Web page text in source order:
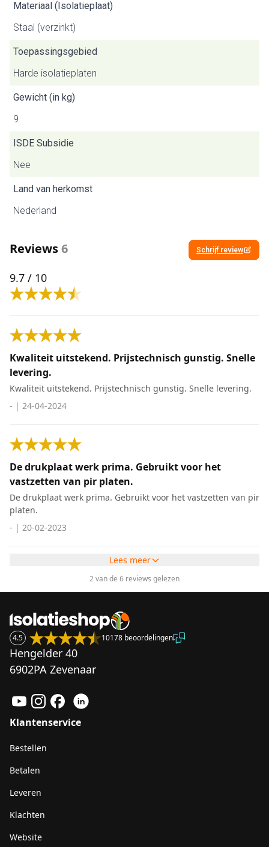
Materiaal (Isolatieplaat)
Staal (verzinkt)
Toepassingsgebied
Harde isolatieplaten
Gewicht (in kg)
9
ISDE Subsidie
Nee
Land van herkomst
Nederland
Reviews6 Schrijf review
9.7 / 10
Kwaliteit uitstekend. Prijstechnisch gunstig. Snelle
levering.
Kwaliteit uitstekend. Prijstechnisch gunstig. Snelle levering.
- | 24-04-2024
De drukplaat werk prima. Gebruikt voor het
vastzetten van pir platen.
De drukplaat werk prima. Gebruikt voor het vastzetten van pir
platen.
- | 20-02-2023
Lees meer
2 van de 6 reviews gelezen
4.5 10178 beoordelingen
Hengelder 40
6902PA Zevenaar
Klantenservice
Bestellen
Betalen
Leveren
Klachten
Website